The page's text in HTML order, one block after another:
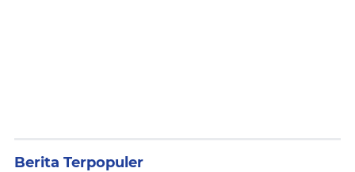
Berita Terpopuler